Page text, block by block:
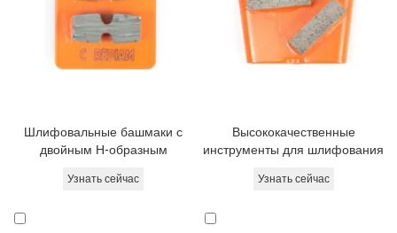
Шлифовальные башмаки с
двойным Н-образным
Узнать сейчас
Высококачественные
инструменты для шлифования
башмаки HTC
Узнать сейчас